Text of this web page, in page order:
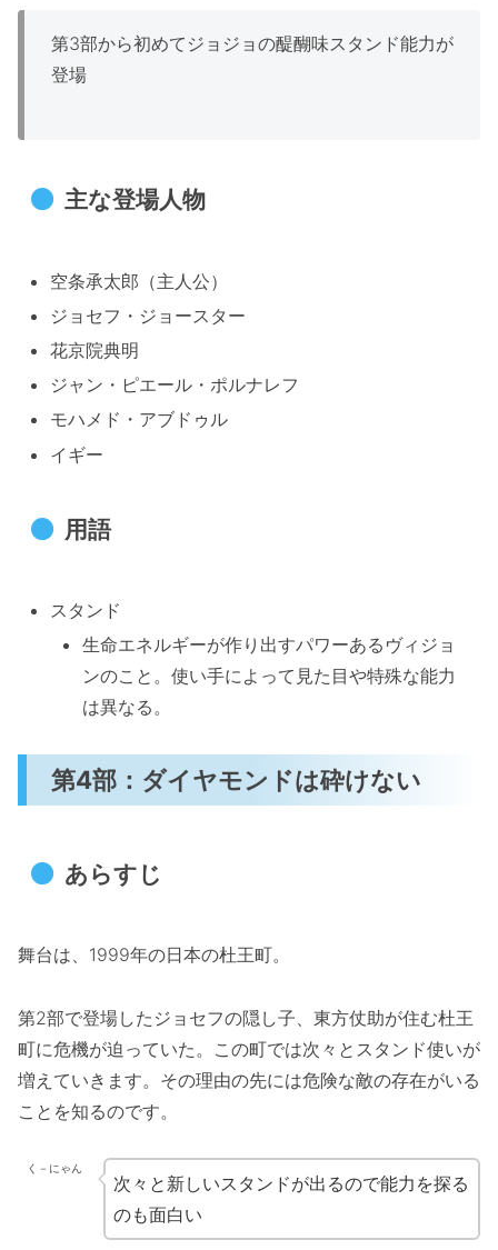
第3部から初めてジョジョの醍醐味スタンド能力が
登場
主な登場人物
空条承太郎（主人公）
ジョセフ・ジョースター
花京院典明
ジャン・ピエール・ポルナレフ
モハメド・アブドゥル
イギー
用語
スタンド
生命エネルギーが作り出すパワーあるヴィジョ
ンのこと。使い手によって見た目や特殊な能力
は異なる。
第4部：ダイヤモンドは砕けない
あらすじ
舞台は、1999年の日本の杜王町。
第2部で登場したジョセフの隠し子、東方仗助が住む杜王
町に危機が迫っていた。この町では次々とスタンド使いが
増えていきます。その理由の先には危険な敵の存在がいる
ことを知るのです。
く－にゃん
次々と新しいスタンドが出るので能力を探る
のも面白い